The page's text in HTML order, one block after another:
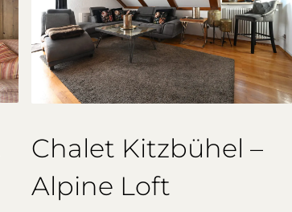
Chalet Kitzbühel –
Alpine Loft